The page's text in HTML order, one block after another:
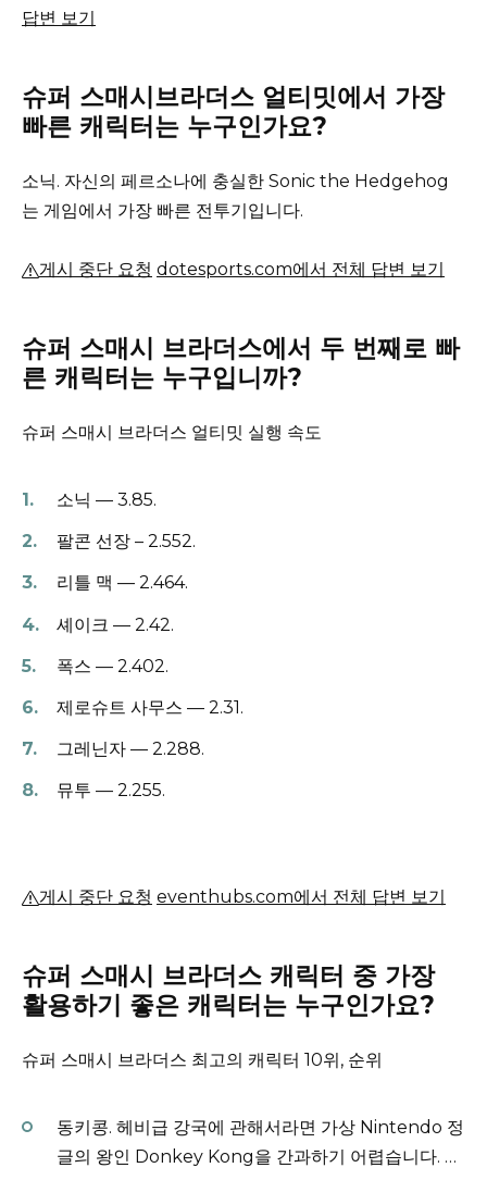
답변 보기
슈퍼 스매시브라더스 얼티밋에서 가장
빠른 캐릭터는 누구인가요?
소닉. 자신의 페르소나에 충실한 Sonic the Hedgehog
는 게임에서 가장 빠른 전투기입니다.
게시 중단 요청 dotesports.com에서 전체 답변 보기
슈퍼 스매시 브라더스에서 두 번째로 빠
른 캐릭터는 누구입니까?
슈퍼 스매시 브라더스 얼티밋 실행 속도
소닉 — 3.85.
팔콘 선장 – 2.552.
리틀 맥 — 2.464.
셰이크 — 2.42.
폭스 — 2.402.
제로슈트 사무스 — 2.31.
그레닌자 — 2.288.
뮤투 — 2.255.
게시 중단 요청 eventhubs.com에서 전체 답변 보기
슈퍼 스매시 브라더스 캐릭터 중 가장
활용하기 좋은 캐릭터는 누구인가요?
슈퍼 스매시 브라더스 최고의 캐릭터 10위, 순위
동키콩. 헤비급 강국에 관해서라면 가상 Nintendo 정
글의 왕인 Donkey Kong을 간과하기 어렵습니다. …